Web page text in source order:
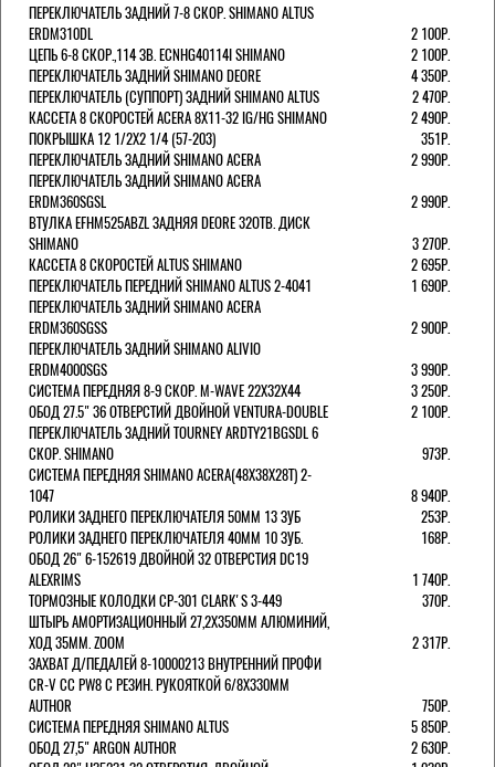
ПЕРЕКЛЮЧАТЕЛЬ ЗАДНИЙ 7-8 СКОР. SHIMANO ALTUS
ERDM310DL
2 100Р.
ЦЕПЬ 6-8 СКОР.,114 ЗВ. ECNHG40114I SHIMANO
2 100Р.
ПЕРЕКЛЮЧАТЕЛЬ ЗАДНИЙ SHIMANO DEORE
4 350Р.
ПЕРЕКЛЮЧАТЕЛЬ (СУППОРТ) ЗАДНИЙ SHIMANO ALTUS
2 470Р.
КАССЕТА 8 СКОРОСТЕЙ ACERA 8Х11-32 IG/HG SHIMANO
2 490Р.
ПОКРЫШКА 12 1/2X2 1/4 (57-203)
351Р.
ПЕРЕКЛЮЧАТЕЛЬ ЗАДНИЙ SHIMANO ACERA
2 990Р.
ПЕРЕКЛЮЧАТЕЛЬ ЗАДНИЙ SHIMANO ACERA
ERDM360SGSL
2 990Р.
ВТУЛКА EFHM525ABZL ЗАДНЯЯ DEORE 32ОТВ. ДИСК
SHIMANO
3 270Р.
КАССЕТА 8 СКОРОСТЕЙ ALTUS SHIMANO
2 695Р.
ПЕРЕКЛЮЧАТЕЛЬ ПЕРЕДНИЙ SHIMANO ALTUS 2-4041
1 690Р.
ПЕРЕКЛЮЧАТЕЛЬ ЗАДНИЙ SHIMANO ACERA
ERDM360SGSS
2 900Р.
ПЕРЕКЛЮЧАТЕЛЬ ЗАДНИЙ SHIMANO ALIVIO
ERDM4000SGS
3 990Р.
СИСТЕМА ПЕРЕДНЯЯ 8-9 СКОР. M-WAVE 22Х32Х44
3 250Р.
ОБОД 27.5" 36 ОТВЕРСТИЙ ДВОЙНОЙ VENTURA-DOUBLE
2 100Р.
ПЕРЕКЛЮЧАТЕЛЬ ЗАДНИЙ TOURNEY ARDTY21BGSDL 6
СКОР. SHIMANO
973Р.
СИСТЕМА ПЕРЕДНЯЯ SHIMANO ACERA(48Х38Х28Т) 2-
1047
8 940Р.
РОЛИКИ ЗАДНЕГО ПЕРЕКЛЮЧАТЕЛЯ 50ММ 13 ЗУБ
253Р.
РОЛИКИ ЗАДНЕГО ПЕРЕКЛЮЧАТЕЛЯ 40ММ 10 ЗУБ.
168Р.
ОБОД 26" 6-152619 ДВОЙНОЙ 32 ОТВЕРСТИЯ DC19
ALEXRIMS
1 740Р.
ТОРМОЗНЫЕ КОЛОДКИ CP-301 CLARK'S 3-449
370Р.
ШТЫРЬ АМОРТИЗАЦИОННЫЙ 27,2Х350ММ АЛЮМИНИЙ,
ХОД 35ММ. ZOOM
2 317Р.
ЗАХВАТ Д/ПЕДАЛЕЙ 8-10000213 ВНУТРЕННИЙ ПРОФИ
CR-V CC PW8 С РЕЗИН. РУКОЯТКОЙ 6/8X330ММ
AUTHOR
750Р.
СИСТЕМА ПЕРЕДНЯЯ SHIMANO ALTUS
5 850Р.
ОБОД 27,5" ARGON AUTHOR
2 630Р.